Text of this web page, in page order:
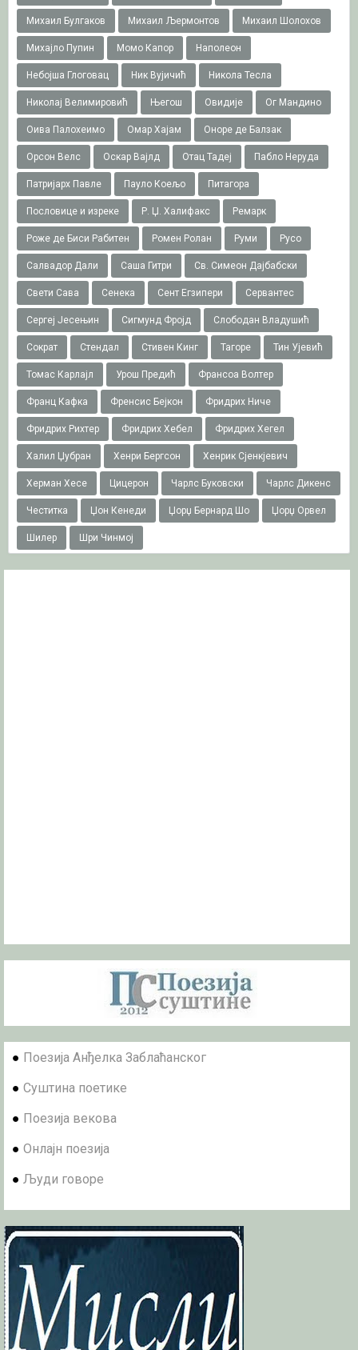
Михаил Булгаков Михаил Љермонтов Михаил Шолохов
Михајло Пупин Момо Капор Наполеон
Небојша Глоговац Ник Вујичић Никола Тесла
Николај Велимировић Његош Овидије Ог Мандино
Оива Палохеимо Омар Хајам Оноре де Балзак
Орсон Велс Оскар Вајлд Отац Тадеј Пабло Неруда
Патријарх Павле Пауло Коељо Питагора
Пословице и изреке Р. Џ. Халифакс Ремарк
Роже де Биси Рабитен Ромен Ролан Руми Русо
Салвадор Дали Саша Гитри Св. Симеон Дајбабски
Свети Сава Сенека Сент Егзипери Сервантес
Сергеј Јесењин Сигмунд Фројд Слободан Владушић
Сократ Стендал Стивен Кинг Тагоре Тин Ујевић
Томас Карлајл Урош Предић Франсоа Волтер
Франц Кафка Френсис Бејкон Фридрих Ниче
Фридрих Рихтер Фридрих Хебел Фридрих Хегел
Халил Џубран Хенри Бергсон Хенрик Сјенкјевич
Херман Хесе Цицерон Чарлс Буковски Чарлс Дикенс
Честитка Џон Кенеди Џорџ Бернард Шо Џорџ Орвел
Шилер Шри Чинмој
● Поезија Анђелка Заблаћанског
● Суштина поетике
● Поезија векова
● Онлајн поезија
● Људи говоре